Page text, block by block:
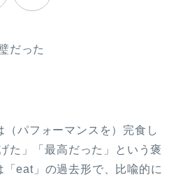
だった
（パフォーマンスを）完食し
た」「最高だった」という褒
「eat」の過去形で、比喩的に